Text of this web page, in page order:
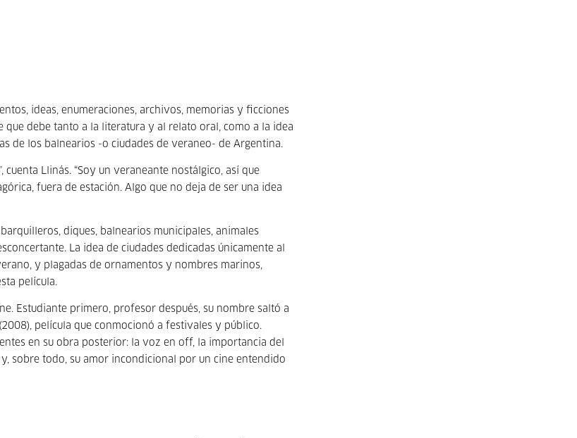
ideas, enumeraciones, archivos, memorias y ficciones
debe tanto a la literatura y al relato oral, como a la idea
de los balnearios -o ciudades de veraneo- de Argentina.
Llinás. “Soy un veraneante nostálgico, así que
fuera de estación. Algo que no deja de ser una idea
diques, balnearios municipales, animales
La idea de ciudades dedicadas únicamente al
y plagadas de ornamentos y nombres marinos,
película.
Estudiante primero, profesor después, su nombre saltó a
película que conmocionó a festivales y público.
en su obra posterior: la voz en off, la importancia del
sobre todo, su amor incondicional por un cine entendido